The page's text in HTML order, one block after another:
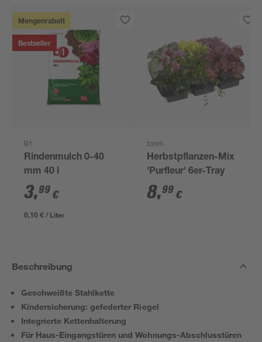
Mengenrabatt
Bestseller
B1
Rindenmulch 0-40
mm 40 l
3,99 €
0,10 € / Liter
toom
Herbstpflanzen-Mix
'Purfleur' 6er-Tray
8,99 €
Beschreibung
Geschweißte Stahlkette
Kindersicherung: gefederter Riegel
Integrierte Kettenhalterung
Für Haus-Eingangstüren und Wohnungs-Abschlusstüren